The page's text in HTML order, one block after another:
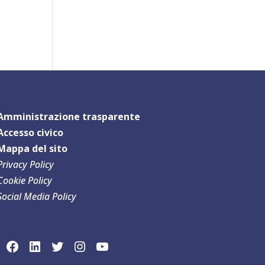
trasparente
civico
del sito
Policy
Policy
Media Policy
link social Facebook
link sociaLinkedln
link social Twitterlink social Instagram
link social YouTube